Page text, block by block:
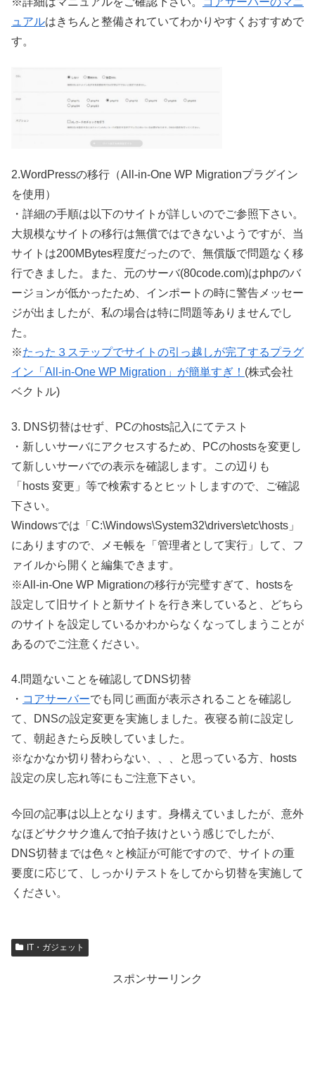
ュアルはきちんと整備されていてわかりやすくおすすめで
す。
2.WordPressの移行（All-in-One WP Migrationプラグイン
を使用）
・詳細の手順は以下のサイトが詳しいのでご参照下さい。
大規模なサイトの移行は無償ではできないようですが、当
サイトは200MBytes程度だったので、無償版で問題なく移
行できました。また、元のサーバ(80code.com)はphpのバ
ージョンが低かったため、インポートの時に警告メッセー
ジが出ましたが、私の場合は特に問題等ありませんでし
た。
※たった３ステップでサイトの引っ越しが完了するプラグ
イン「All-in-One WP Migration」が簡単すぎ！ (株式会社
ベクトル)
3. DNS切替はせず、PCのhosts記入にてテスト
・新しいサーバにアクセスするため、PCのhostsを変更し
て新しいサーバでの表示を確認します。この辺りも
「hosts 変更」等で検索するとヒットしますので、ご確認
下さい。
Windowsでは「C:\Windows\System32\drivers\etc\hosts」
にありますので、メモ帳を「管理者として実行」して、フ
ァイルから開くと編集できます。
※All-in-One WP Migrationの移行が完璧すぎて、hostsを
設定して旧サイトと新サイトを行き来していると、どちら
のサイトを設定しているかわからなくなってしまうことが
あるのでご注意ください。
4.問題ないことを確認してDNS切替
・ コアサーバーでも同じ画面が表示されることを確認し
て、DNSの設定変更を実施しました。夜寝る前に設定し
て、朝起きたら反映していました。
※なかなか切り替わらない、、、と思っている方、hosts
設定の戻し忘れ等にもご注意下さい。
今回の記事は以上となります。身構えていましたが、意外
なほどサクサク進んで拍子抜けという感じでしたが、
DNS切替までは色々と検証が可能ですので、サイトの重
要度に応じて、しっかりテストをしてから切替を実施して
ください。
IT・ガジェット
スポンサーリンク